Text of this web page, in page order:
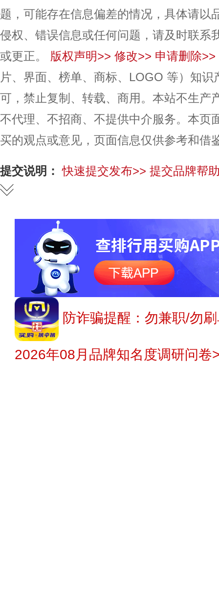
题，可能存在信息偏差的情况，具体请以
侵权、错误信息或任何问题，请及时联系
或更正。
版权声明>> 修改>> 申请删除>>
片、界面、榜单、商标、LOGO 等）知
可，禁止复制、转载、商用。本站不生产
不代理、不招商、不提供中介服务。本页
买的观点或意见，页面信息仅供参考和借
提交说明： 快速提交发布>> 提交品牌帮
防诈骗提醒：勿兼职/勿
2026年08月品牌知名度调研问卷